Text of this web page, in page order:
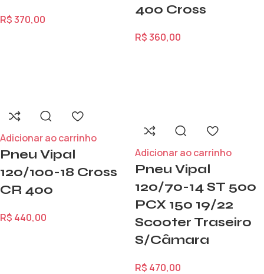
R$370,00
400 Cross
R$360,00
Adicionar ao carrinho
Pneu Vipal
120/100-18 Cross
CR 400
R$ 440,00
Adicionar ao carrinho
Pneu Vipal
120/70-14 ST 500
PCX 150 19/22
Scooter Traseiro
S/Câmara
R$ 470,00